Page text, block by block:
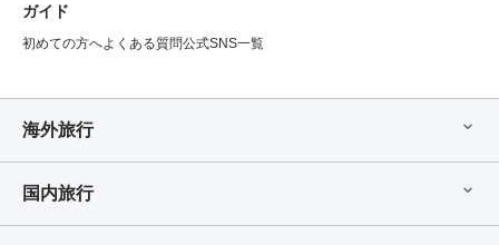
ガイド
初めての方へよくある質問公式SNS一覧
海外旅行
国内旅行